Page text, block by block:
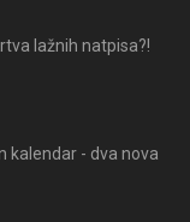
lažnih natpisa?!
kalendar - dva nova